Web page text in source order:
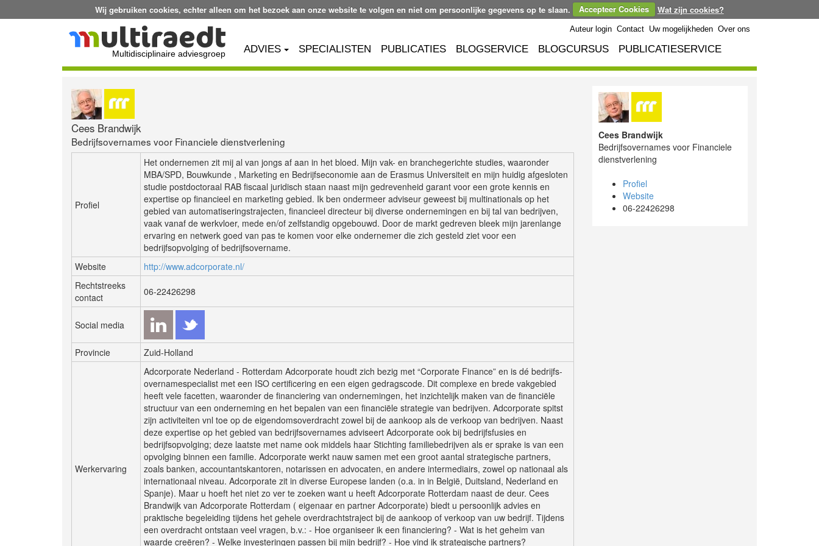
Wij gebruiken cookies, echter alleen om het bezoek aan onze website te volgen en niet om persoonlijke gegevens op te slaan. Accepteer Cookies Wat zijn cookies?
Multidisciplinaire adviesgroep
Auteur login Contact Uw mogelijkheden Over ons
ADVIES SPECIALISTEN PUBLICATIES BLOGSERVICE BLOGCURSUS PUBLICATIESERVICE
Cees Brandwijk
Bedrijfsovernames voor Financiele dienstverlening
Profiel
Het ondernemen zit mij al van jongs af aan in het bloed. Mijn vak- en branchegerichte studies, waaronder
MBA/SPD, Bouwkunde , Marketing en Bedrijfseconomie aan de Erasmus Universiteit en mijn huidig afgesloten
studie postdoctoraal RAB fiscaal juridisch staan naast mijn gedrevenheid garant voor een grote kennis en
expertise op financieel en marketing gebied. Ik ben ondermeer adviseur geweest bij multinationals op het
gebied van automatiseringstrajecten, financieel directeur bij diverse ondernemingen en bij tal van bedrijven,
vaak vanaf de werkvloer, mede en/of zelfstandig opgebouwd. Door de markt gedreven bleek mijn jarenlange
ervaring en netwerk goed van pas te komen voor elke ondernemer die zich gesteld ziet voor een
bedrijfsopvolging of bedrijfsovername.
Website
http://www.adcorporate.nl/
Rechtstreeks
contact
06-22426298
Social media
Provincie Zuid-Holland
Werkervaring
Adcorporate Nederland - Rotterdam Adcorporate houdt zich bezig met “Corporate Finance” en is dé bedrijfs-
overnamespecialist met een ISO certificering en een eigen gedragscode. Dit complexe en brede vakgebied
heeft vele facetten, waaronder de financiering van ondernemingen, het inzichtelijk maken van de financiële
structuur van een onderneming en het bepalen van een financiële strategie van bedrijven. Adcorporate spitst
zijn activiteiten vnl toe op de eigendomsoverdracht zowel bij de aankoop als de verkoop van bedrijven. Naast
deze expertise op het gebied van bedrijfsovernames adviseert Adcorporate ook bij bedrijfsfusies en
bedrijfsopvolging; deze laatste met name ook middels haar Stichting familiebedrijven als er sprake is van een
opvolging binnen een familie. Adcorporate werkt nauw samen met een groot aantal strategische partners,
zoals banken, accountantskantoren, notarissen en advocaten, en andere intermediairs, zowel op nationaal als
internationaal niveau. Adcorporate zit in diverse Europese landen (o.a. in in België, Duitsland, Nederland en
Spanje). Maar u hoeft het niet zo ver te zoeken want u heeft Adcorporate Rotterdam naast de deur. Cees
Brandwijk van Adcorporate Rotterdam ( eigenaar en partner Adcorporate) biedt u persoonlijk advies en
praktische begeleiding tijdens het gehele overdrachtstraject bij de aankoop of verkoop van uw bedrijf. Tijdens
een overdracht ontstaan veel vragen, b.v.: - Hoe organiseer ik een financiering? - Wat is het geheim van
waarde creëren? - Welke investeringen passen bij mijn bedrijf? - Hoe vind ik strategische partners?
Cees Brandwijk
Bedrijfsovernames voor Financiele
dienstverlening
Profiel
Website
06-22426298